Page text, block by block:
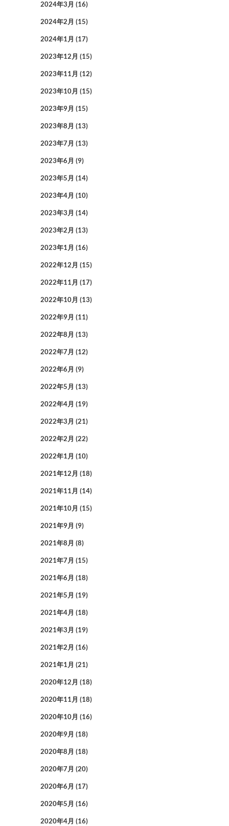
2024年3月 (16)
2024年2月 (15)
2024年1月 (17)
2023年12月 (15)
2023年11月 (12)
2023年10月 (15)
2023年9月 (15)
2023年8月 (13)
2023年7月 (13)
2023年6月 (9)
2023年5月 (14)
2023年4月 (10)
2023年3月 (14)
2023年2月 (13)
2023年1月 (16)
2022年12月 (15)
2022年11月 (17)
2022年10月 (13)
2022年9月 (11)
2022年8月 (13)
2022年7月 (12)
2022年6月 (9)
2022年5月 (13)
2022年4月 (19)
2022年3月 (21)
2022年2月 (22)
2022年1月 (10)
2021年12月 (18)
2021年11月 (14)
2021年10月 (15)
2021年9月 (9)
2021年8月 (8)
2021年7月 (15)
2021年6月 (18)
2021年5月 (19)
2021年4月 (18)
2021年3月 (19)
2021年2月 (16)
2021年1月 (21)
2020年12月 (18)
2020年11月 (18)
2020年10月 (16)
2020年9月 (18)
2020年8月 (18)
2020年7月 (20)
2020年6月 (17)
2020年5月 (16)
2020年4月 (16)